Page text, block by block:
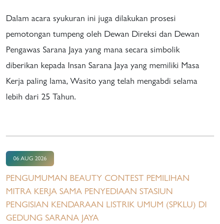
Dalam acara syukuran ini juga dilakukan prosesi
pemotongan tumpeng oleh Dewan Direksi dan Dewan
Pengawas Sarana Jaya yang mana secara simbolik
diberikan kepada Insan Sarana Jaya yang memiliki Masa
Kerja paling lama, Wasito yang telah mengabdi selama
lebih dari 25 Tahun.
06 AUG 2026
PENGUMUMAN BEAUTY CONTEST PEMILIHAN
MITRA KERJA SAMA PENYEDIAAN STASIUN
PENGISIAN KENDARAAN LISTRIK UMUM (SPKLU) DI
GEDUNG SARANA JAYA